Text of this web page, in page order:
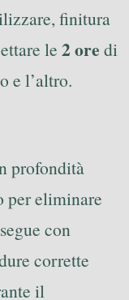
finitura
le 2 ore di
e l’altro.
profondità
per eliminare
con
corrette
il